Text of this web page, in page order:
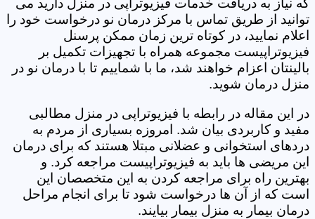
که نیاز به دریافت خدمات فیزیوتراپی در منزل دارید می
توانید از طریق تماس با مرکز درمان نو درخواست خود را
اعلام نمایید، در کوتاه ترین زمان ممکن پرسنل
فیزیوتراپیست مجموعه همراه با تجهیزات تکمیل بر
بالینتان اعزام خواهند شد، ما با شماییم تا با درمان نو در
منزل درمان شوید.
در این مقاله در رابطه با فیزیوتراپی در منزل مطالبی
مفید و کاربردی بیان شد. امروزه بسیاری از مردم به
دردهای استخوانی و عضلانی مبتلا هستند که برای درمان
این مریضی ها باید به فیزیوتراپیست مراجعه کرد. و
بهترین راه برای مراجعه کردن به این متخصصان این
است که از آن ها درخواست شود تا برای انجام مراحل
درمان بیمار به منزل بیمار بیایند.